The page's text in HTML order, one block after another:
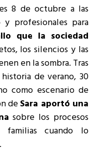
8 de octubre a las
profesionales para
que la sociedad
los silencios y las
en la sombra. Tras
de verano, 30
como escenario de
deSara aportó una
sobre los procesos
familias cuando lo